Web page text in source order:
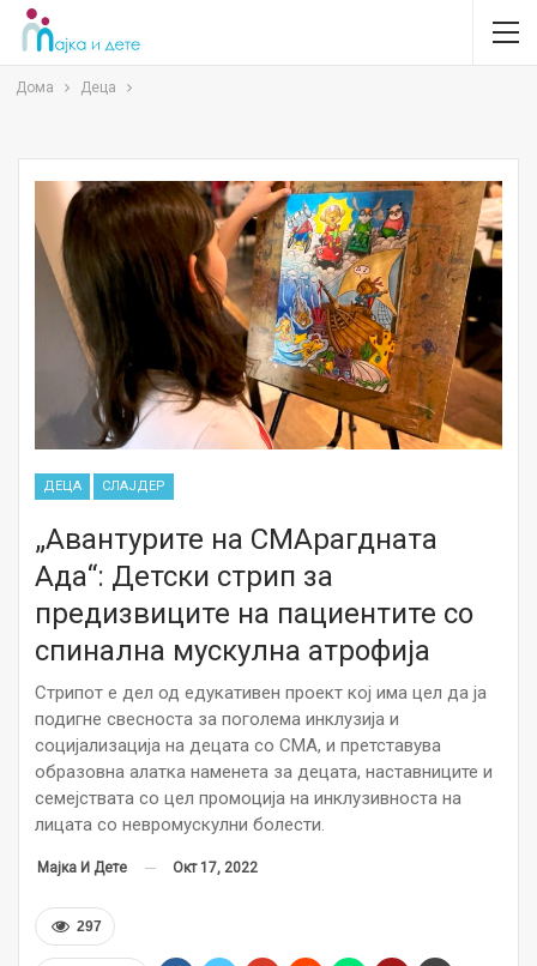
Дома Деца
ДЕЦА СЛАЈДЕР
„Авантурите на СМАрагдната
Ада“: Детски стрип за
предизвиците на пациентите со
спинална мускулна атрофија
Стрипот е дел од едукативен проект кој има цел да ја
подигне свесноста за поголема инклузија и
социјализација на децата со СМА, и претставува
образовна алатка наменета за децата, наставниците и
семејствата со цел промоција на инклузивноста на
лицата со невромускулни болести.
Мајка И Дете Окт 17, 2022
297